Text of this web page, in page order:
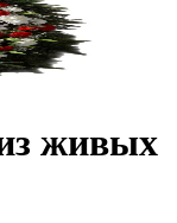
живых